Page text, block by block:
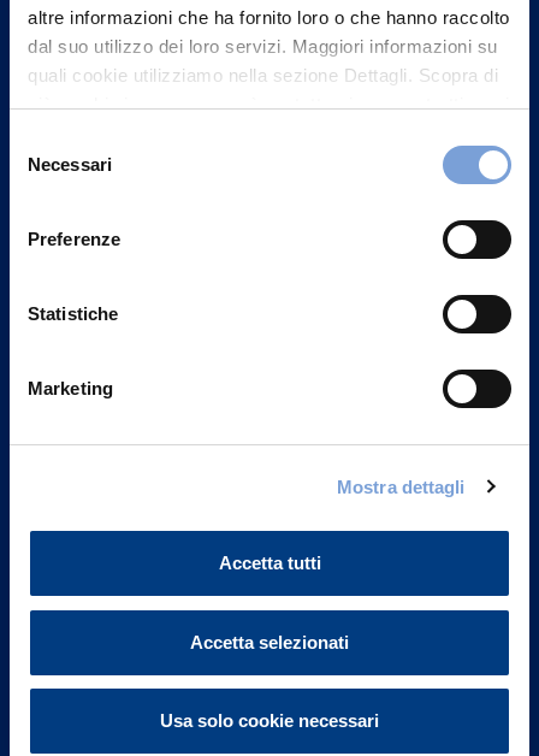
altre informazioni che ha fornito loro o che hanno raccolto
dal suo utilizzo dei loro servizi. Maggiori informazioni su
quali cookie utilizziamo nella sezione Dettagli. Scopra di
più su chi siamo, come può contattarci e come trattiamo i
può trovare nel footer del sito nella sezione "Informativa
delNecessari
Preferenze
Statistiche
Marketing
Mostra dettagli
Accetta tutti
Accetta selezionati
Usa solo cookie necessari
Contattaci
Vittoria Assicurazioni S.p.A.
Governance
Altre informazioni